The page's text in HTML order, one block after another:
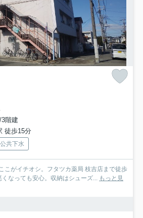
階建
徒歩15分
公共下水
こがイチオシ。フタツカ薬局 枝吉店まで徒歩
なっても安心。収納はシューズ... もっと見